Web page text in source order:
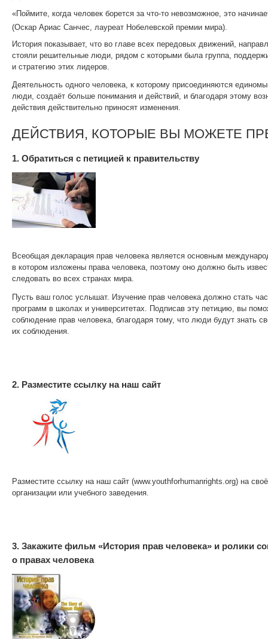
«Поймите, когда человек борется за что-то невозможное, это
(Оскар Ариас Санчес, лауреат Нобелевской премии мира).
История показывает, что во главе всех передовых движений,
стояли решительные люди, рядом с которыми была группа,
и стратегию этих лидеров.
Деятельность одного человека, к которому присоединяются
люди, создаёт больше понимания и действий, и благодаря этому
действия действительно приносят изменения.
ДЕЙСТВИЯ, КОТОРЫЕ ВЫ МОЖЕТЕ
1. Обратиться с петицией к правительству
Всеобщая декларация прав человека является основным
в котором изложены права человека, поэтому оно должно быть
следовать во всех странах мира.
Пусть ваш голос услышат. Изучение прав человека должно стать
программ в школах и университетах. Подписав эту петицию, вы
соблюдение прав человека, благодаря тому, что люди будут знать
их соблюдения.
2. Разместите ссылку на наш сайт
Разместите ссылку на наш сайт (www.youthforhumanrights.org) на
организации или учебного заведения.
3. Закажите фильм «История прав человека» и ролики
о правах человека